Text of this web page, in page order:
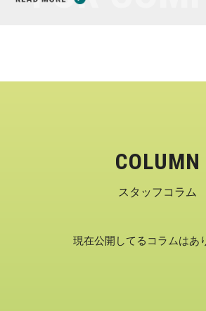
COLUMN
スタッフコラム
現在公開してるコラムはあ